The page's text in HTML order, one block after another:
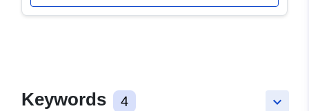
keyboard_arrow_down
Keywords 4